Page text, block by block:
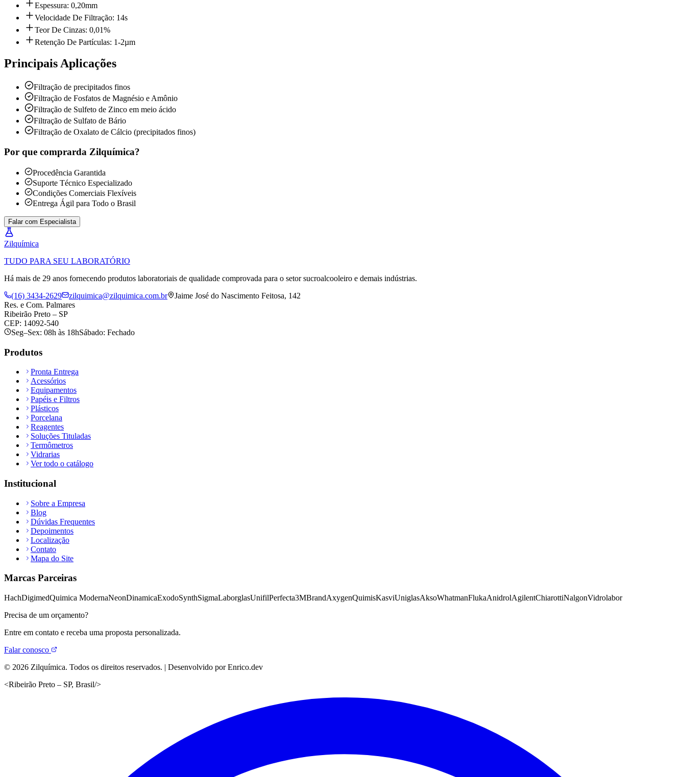
Espessura: 0,20mm
Velocidade De Filtração: 14s
Teor De Cinzas: 0,01%
Retenção De Partículas: 1-2µm
Principais Aplicações
Filtração de precipitados finos
Filtração de Fosfatos de Magnésio e Amônio
Filtração de Sulfeto de Zinco em meio ácido
Filtração de Sulfato de Bário
Filtração de Oxalato de Cálcio (precipitados finos)
Por que comprarda Zilquímica?
Procedência Garantida
Suporte Técnico Especializado
Condições Comerciais Flexíveis
Entrega Ágil para Todo o Brasil
Falar com Especialista
Zilquímica
TUDO PARA SEU LABORATÓRIO
Há mais de 29 anos fornecendo produtos laboratoriais de qualidade comprovada para o setor sucroalcooleiro e demais indústrias.
(16) 3434-2629
zilquimica@zilquimica.com.br
Jaime José do Nascimento Feitosa, 142
Res. e Com. Palmares
Ribeirão Preto – SP
CEP: 14092-540
Seg–Sex: 08h às 18hSábado: Fechado
Produtos
Pronta Entrega
Acessórios
Equipamentos
Papéis e Filtros
Plásticos
Porcelana
Reagentes
Soluções Tituladas
Termômetros
Vidrarias
Ver todo o catálogo
Institucional
Sobre a Empresa
Blog
Dúvidas Frequentes
Depoimentos
Localização
Contato
Mapa do Site
Marcas Parceiras
HachDigimedQuimica ModernaNeonDinamicaExodoSynthSigmaLaborglasUnifilPerfecta3MBrandAxygenQuimisKasviUniglasAksoWhatmanFlukaAnidrolAgilentChiarottiNalgonVidrolabor
Precisa de um orçamento?
Entre em contato e receba uma proposta personalizada.
Falar conosco
© 2026 Zilquímica. Todos os direitos reservados. | Desenvolvido por Enrico.dev
<Ribeirão Preto – SP, Brasil/>